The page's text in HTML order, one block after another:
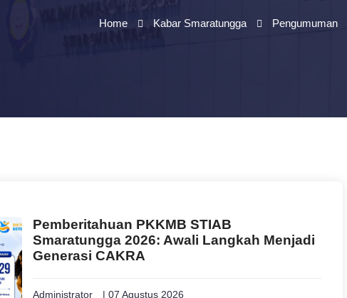
Home Kabar Smaratungga Pengumuman
Pemberitahuan PKKMB STIAB
Smaratungga 2026: Awali Langkah Menjadi
Generasi CAKRA
Administrator | 07 Agustus 2026